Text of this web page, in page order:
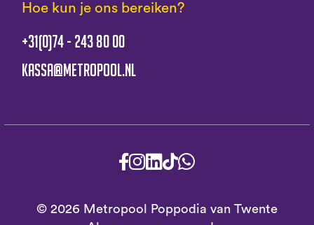
Hoe kun je ons bereiken?
+31(0)74 - 243 80 00
kassa@metropool.nl
© 2026 Metropool Poppodia van Twente